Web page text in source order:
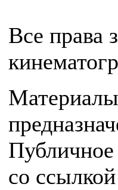
Все права
Публичное
со